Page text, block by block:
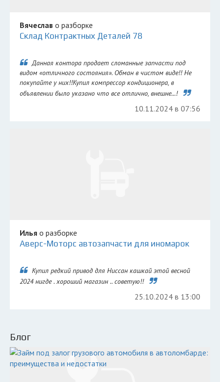
Вячеслав о разборке
Склад Контрактных Деталей 78
Данная контора продает сломанные запчасти под
видом «отличного состояния». Обман в чистом виде!! Не
покупайте у них!!Купил компрессор кондиционера, в
объявлении было указано что все отлично, внешне...!
10.11.2024 в 07:56
Илья о разборке
Аверс-Моторс автозапчасти для иномарок
Купил редкий привод для Ниссан кашкай этой весной
2024 нигде . хороший магазин .. советую!!
25.10.2024 в 13:00
Блог